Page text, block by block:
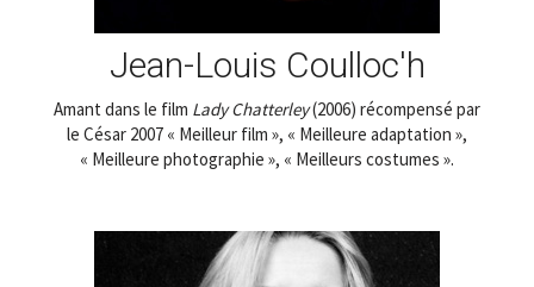
Jean-Louis Coulloc'h
Amant dans le film Lady Chatterley(2006) récompensé par
le César 2007 « Meilleur film », « Meilleure adaptation »,
« Meilleure photographie », « Meilleurs costumes ».